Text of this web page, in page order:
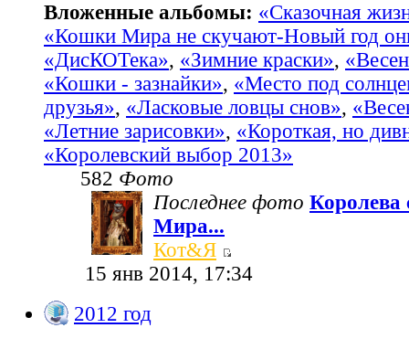
Вложенные альбомы: «Сказочная
«Кошки Мира не скучают-Новый год
«ДисКОТека», «Зимние краски»,
«Кошки - зазнайки», «Место под
друзья», «Ласковые ловцы снов»,
«Летние зарисовки», «Короткая, но
«Королевский выбор 2013»
582 Фото
Последнее фото Королева
Мира...
Кот&Я
15 янв 2014, 17:34
2012 год